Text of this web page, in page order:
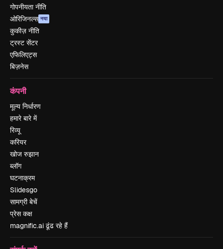
गोपनीयता नीति
ओरिजिनल्स नया
कुकीज़ नीति
ट्रस्ट सेंटर
एफिलिएट्स
बिज़नेस
कंपनी
मूल्य निर्धारण
हमारे बारे में
रिव्यू
करियर
खोज रुझान
ब्लॉग
घटनाक्रम
Slidesgo
सामग्री बेचें
प्रेस कक्ष
magnific.ai ढूंढ रहे हैं